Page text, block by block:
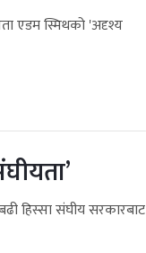
एडम स्मिथको 'अदृश्य
हिस्सा संघीय सरकारबाट